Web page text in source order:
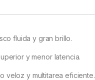
fluida y gran brillo.
y menor latencia.
veloz y multitarea eficiente.